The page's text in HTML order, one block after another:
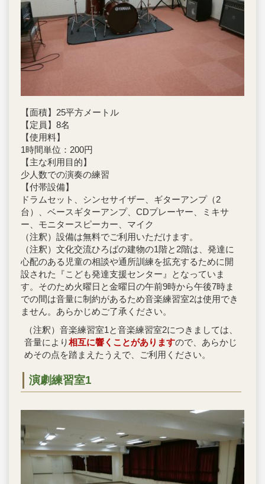
【面積】25平方メートル
【定員】8名
【使用料】
1時間単位：200円
【主な利用目的】
少人数での演奏の練習
【付帯設備】
ドラムセット、シンセサイザー、ギターアンプ（2
台）、ベースギターアンプ、CDプレーヤー、ミキサ
ー、モニタースピーカー、マイク
（注釈）設備は無料でご利用いただけます。
（注釈）文化交流ひろばの建物の1階と2階は、発達に
心配のある児童の相談や通所訓練を拡充するために開
設された『こども発達支援センター』となっていま
す。そのため火曜日と金曜日の午前9時から午後7時ま
での間は音量に制約があるため音楽練習室2は使用でき
ません。あらかじめご了承ください。
（注釈）音楽練習室1と音楽練習室2につきましては、
音量により相互に響くことがありますので、あらかじ
めその点を踏まえたうえで、ご利用ください。
演劇練習室1